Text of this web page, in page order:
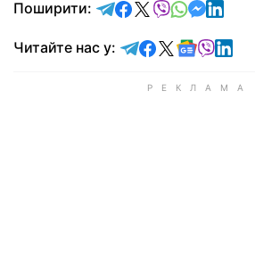
Поширити: відправити у
поділитись у
поділитись у X
відправити
Читайте нас у: Читайте у
Читайте у
Читайте у X